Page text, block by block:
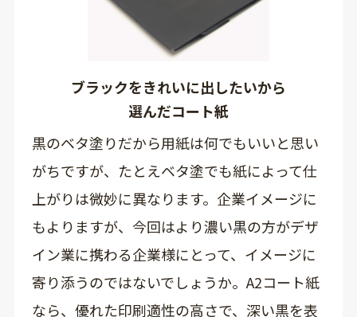
ブラックをきれいに出したいから
選んだコート紙
黒のベタ塗りだから用紙は何でもいいと思い
がちですが、たとえベタ塗でも紙によって仕
上がりは微妙に異なります。企業イメージに
もよりますが、今回はより濃い黒の方がデザ
イン業に携わる企業様にとって、イメージに
寄り添うのではないでしょうか。A2コート紙
なら、優れた印刷適性の高さで、深い黒を表